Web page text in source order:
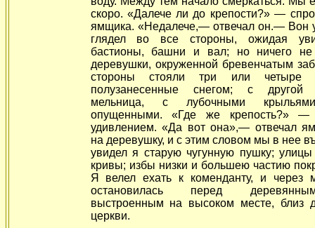
скоро. «Далече ли до крепости?» —
ямщика. «Недалече,— отвечал он.—
глядел во все стороны, ожидая
бастионы, башни и вал; но ничего
деревушки, окруженной бревенчатым
стороны стояли три или четыре
полузанесенные снегом; с другой
мельница, с лубочными
опущенными. «Где же крепость?»
удивлением. «Да вот она»,— отвечал
на деревушку, и с этим словом мы в нее
увидел я старую чугунную пушку;
кривы; избы низки и большею частию
Я велел ехать к коменданту, и через
остановилась перед
выстроенным на высоком месте, близ
церкви.